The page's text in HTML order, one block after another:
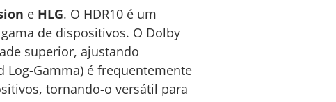
e HLG. O HDR10 é um
de dispositivos. O Dolby
superior, ajustando
Log-Gamma) é frequentemente
tornando-o versátil para